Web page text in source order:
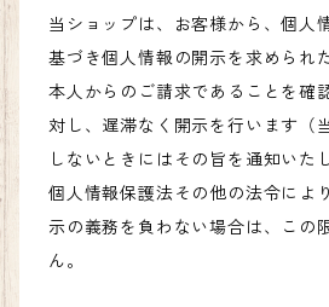
当ショップは、お客様から、個人
基づき個人情報の開示を求められ
本人からのご請求であることを確
対し、遅滞なく開示を行います（
しないときにはその旨を通知いた
個人情報保護法その他の法令によ
示の義務を負わない場合は、この
ん。